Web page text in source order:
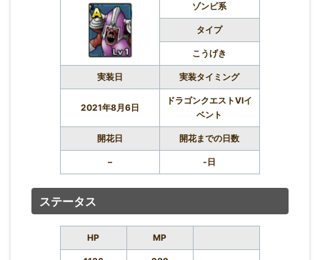
ゾンビ系
タイプ
こうげき
実装日 実装タイミング
2021年8月6日
ドラゴンクエストVIイ
ベント
開花日 開花までの日数
– -日
ステータス
HP MP